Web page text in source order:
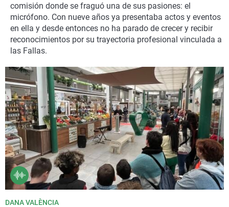
comisión donde se fraguó una de sus pasiones: el
micrófono. Con nueve años ya presentaba actos y eventos
en ella y desde entonces no ha parado de crecer y recibir
reconocimientos por su trayectoria profesional vinculada a
las Fallas.
DANA VALÈNCIA